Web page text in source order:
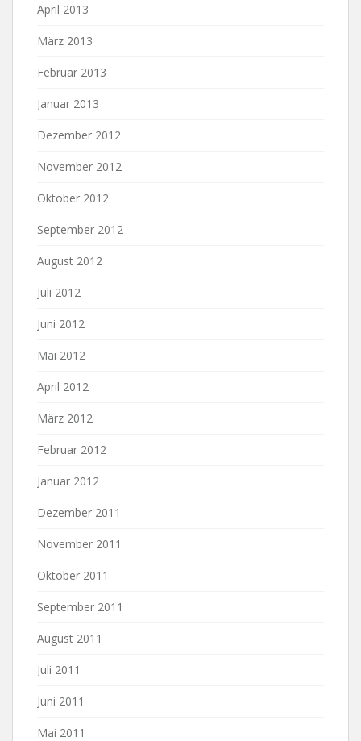
April 2013
März 2013
Februar 2013
Januar 2013
Dezember 2012
November 2012
Oktober 2012
September 2012
August 2012
Juli 2012
Juni 2012
Mai 2012
April 2012
März 2012
Februar 2012
Januar 2012
Dezember 2011
November 2011
Oktober 2011
September 2011
August 2011
Juli 2011
Juni 2011
Mai 2011